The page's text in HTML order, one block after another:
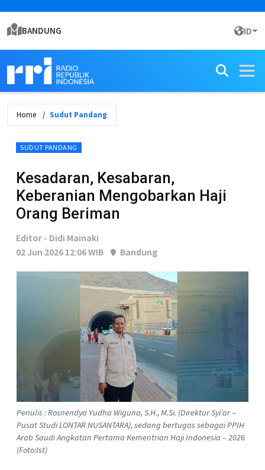
BANDUNG ID
Home Sudut Pandang
SUDUT PANDANG
Kesadaran, Kesabaran,
Keberanian Mengobarkan Haji
Orang Beriman
Editor - Didi Mainaki
02 Jun 2026 12:06 WIB
Bandung
Penulis : Rosnendya Yudha Wiguna, S.H., M.Si. (Direktur Syi’ar –
Pusat Studi LONTAR NUSANTARA), sedang bertugas sebagai PPIH
Arab Saudi Angkatan Pertama Kementrian Haji Indonesia – 2026
(Foto:Ist)